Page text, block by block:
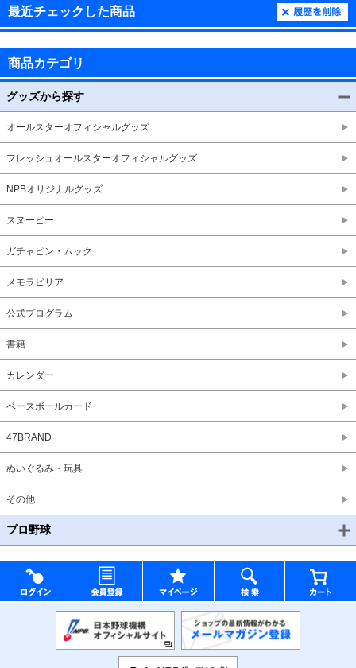
最近チェックした商品
商品カテゴリ
グッズから探す
オールスターオフィシャルグッズ
フレッシュオールスターオフィシャルグッズ
NPBオリジナルグッズ
スヌーピー
ガチャピン・ムック
メモラビリア
公式プログラム
書籍
カレンダー
ベースボールカード
47BRAND
ぬいぐるみ・玩具
その他
プロ野球